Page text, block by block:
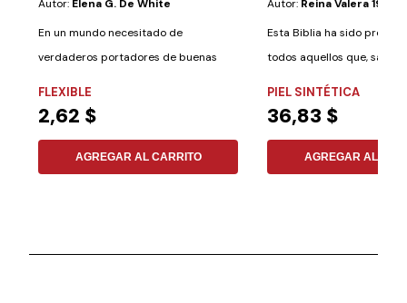
Autor: Elena G. De White
En un mundo necesitado de
verdaderos portadores de buenas
FLEXIBLE
2,62 $
AGREGAR AL CARRITO
Autor: Reina Valera 1995
Esta Biblia ha sido
todos aquellos que,
PIEL SINTÉTICA
36,83 $
AGREGAR AL